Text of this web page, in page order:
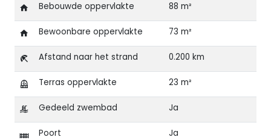
Bebouwde oppervlakte 88 m²
Bewoonbare oppervlakte 73 m²
Afstand naar het strand 0.200 km
Terras oppervlakte 23 m²
Gedeeld zwembad Ja
Poort Ja